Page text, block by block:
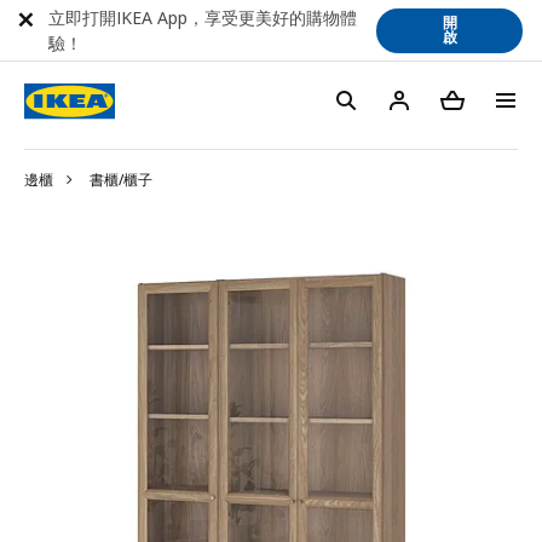
邊櫃 書櫃/櫃子
立即打開IKEA App，享受更美好的購物體
驗！
開
啟